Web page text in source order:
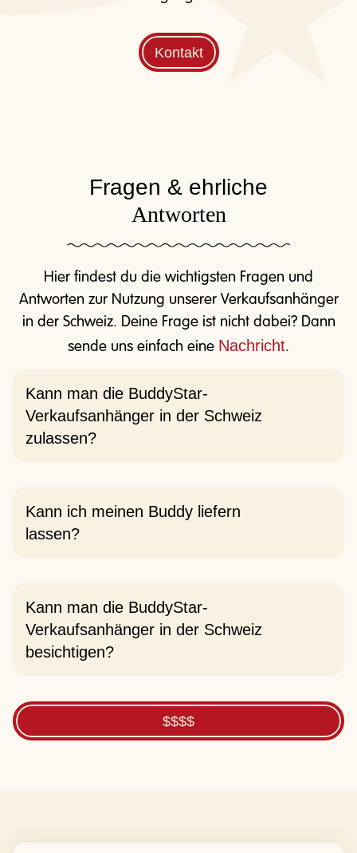
Kontakt
Fragen & ehrliche
Antworten
Hier findest du die wichtigsten Fragen und
Antworten zur Nutzung unserer Verkaufsanhänger
in der Schweiz. Deine Frage ist nicht dabei? Dann
sende uns einfach eine Nachricht.
Kann man die BuddyStar-
Verkaufsanhänger in der Schweiz
zulassen?
Kann ich meinen Buddy liefern
lassen?
Kann man die BuddyStar-
Verkaufsanhänger in der Schweiz
besichtigen?
$$$$